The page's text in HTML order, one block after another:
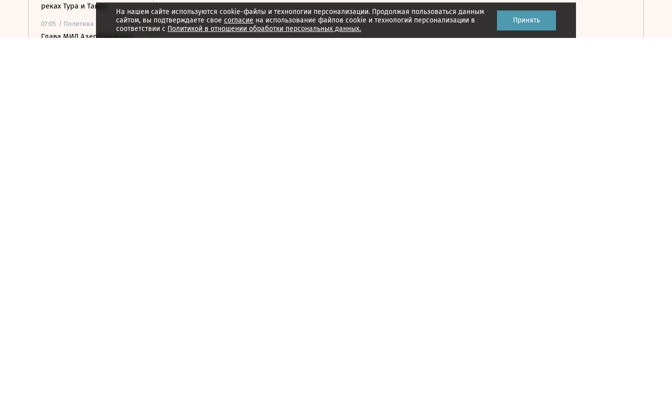
реках Тура и Тавда
07:05 / Политика
Глава МИД Азербайджана
На нашем сайте используются cookie-файлы и технологии персонализации. Продолжая пользоваться данным
сайтом, вы подтверждаете свое согласие на использование файлов cookie и технологий персонализации в
соответствии с Политикой в отношении обработки персональных данных.
Принять